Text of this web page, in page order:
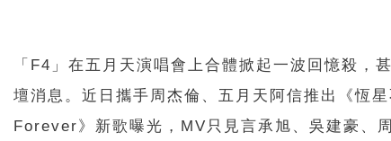
「F4」在五月天演唱會上合體掀起一波回憶殺，
壇消息。近日攜手周杰倫、五月天阿信推出《恆
Forever》新歌曝光，MV只見言承旭、吳建豪、